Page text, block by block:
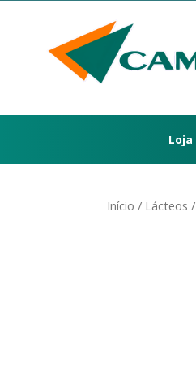
Loja
Início / Lácteos /